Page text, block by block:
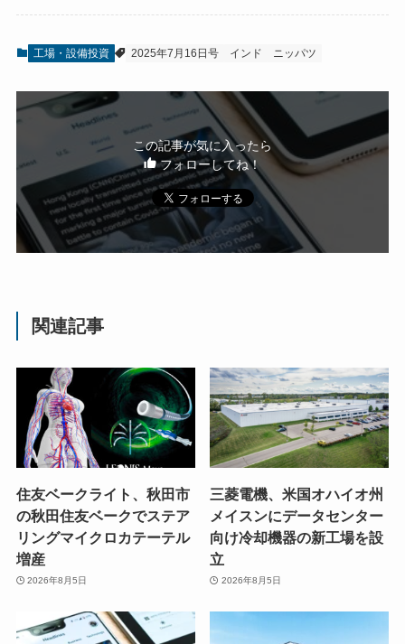
工場・設備投資 2025年7月16日号 インド ニッパツ
この記事が気に入ったら
フォローしてね！
関連記事
住友ベークライト、秋田市
の秋田住友ベークでステア
リングマイクロカテーテル
増産
2026年8月5日
三菱電機、米国オハイオ州
メイスンにデータセンター
向け冷却機器の新工場を設
立
2026年8月5日